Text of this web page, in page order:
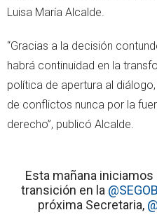
Luisa María Alcalde.
“Gracias a la decisión
habrá continuidad en la
política de apertura al
de conflictos nunca por la
derecho”, publicó Alcalde.
Esta mañana
transición en la
próxima Secretaria,